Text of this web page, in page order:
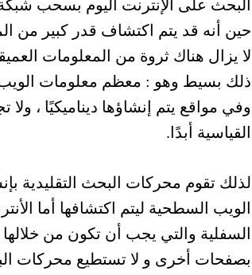
البحث على الإنترنت اليوم بسحب
حين أنه قد يتم اكتشاف قدر كبير من
لا يزال هناك ثروة من المعلومات
ذلك بسيط وهو : معظم معلومات
وفي مواقع يتم إنشاؤها ديناميكيًا ،
القياسية أبدًا.
لذلك تقوم محركات البحث التقليدية
الويب السطحية ليتم اكتشافها أما
السفلية والتي يجب أن تكون من
بصفحات أخرى و لا تستطيع محركات